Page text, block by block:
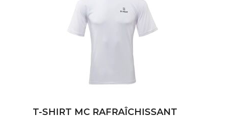
T-SHIRT MC RAFRAÎCHISSANT